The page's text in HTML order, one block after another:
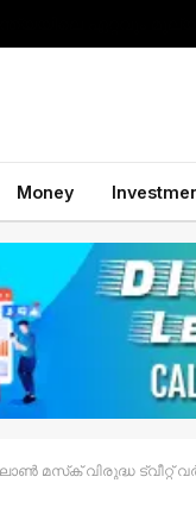
Money
മസ്‌ക് വിരുദ്ധ ട്വീറ്റ്